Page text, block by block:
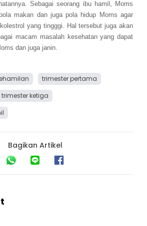
Sebagai seorang ibu hamil, Moms
makan dan juga pola hidup Moms agar
yang tingggi. Hal tersebut juga akan
macam masalah kesehatan yang dapat
dan juga janin.
trimester pertama
trimester ketiga
Bagikan Artikel